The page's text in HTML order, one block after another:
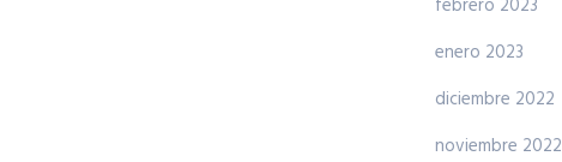
febrero 2023
enero 2023
diciembre 2022
noviembre 2022